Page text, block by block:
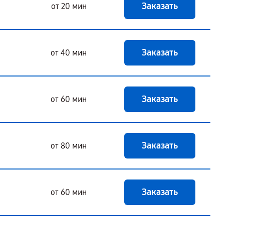
от 20 мин Заказать
от 40 мин Заказать
от 60 мин Заказать
от 80 мин Заказать
от 60 мин Заказать